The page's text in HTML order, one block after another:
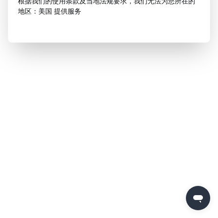
地区：美国 提供服务